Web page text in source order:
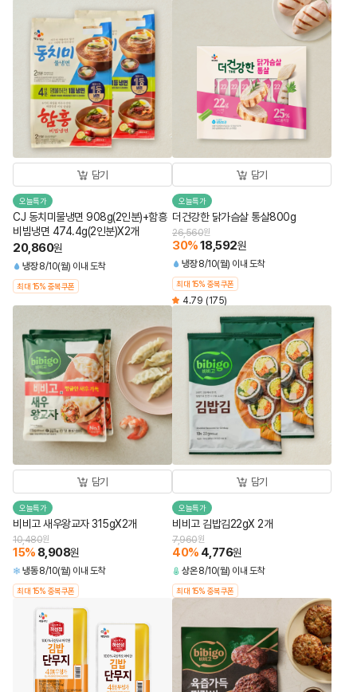
담기
오늘특가
CJ 동치미물냉면 908g(2인분)+함흥
비빔냉면 474.4g(2인분)X2개
20,860원
냉장 8/10(월) 이내 도착
최대 15% 중복쿠폰
담기
오늘특가
더건강한 닭가슴살 통살800g
26,560원
30%18,592원
냉장 8/10(월) 이내 도착
최대 15% 중복쿠폰
4.79 (175)
담기
오늘특가
비비고 새우왕교자 315gX2개
10,480원
15% 8,908원
냉동 8/10(월) 이내 도착
최대 15% 중복쿠폰
담기
오늘특가
비비고 김밥김22gX 2개
7,960원
40% 4,776원
상온 8/10(월) 이내 도착
최대 15% 중복쿠폰